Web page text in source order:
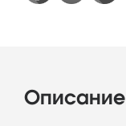
Описание